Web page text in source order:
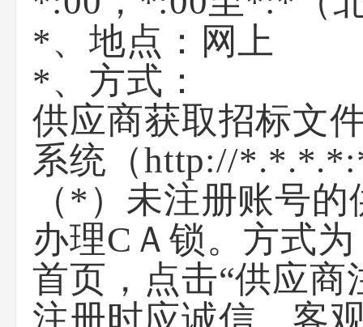
*、地点： 网上
*、方式：
供应商获取招标文
系统（http://
（*）未注册账号
办理CＡ锁。方式
首页，点击“供应
注册时应诚信、客